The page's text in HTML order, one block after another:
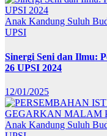
Anak Kandung Suluh
UPSI
Sinergi Seni dan Ilmu:
26 UPSI 2024
12/01/2025
Anak Kandung Suluh